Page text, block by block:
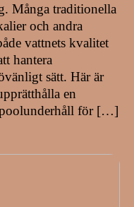
Många traditionella
och andra
vattnets kvalitet
hantera
sätt. Här är
en
poolunderhåll för […]